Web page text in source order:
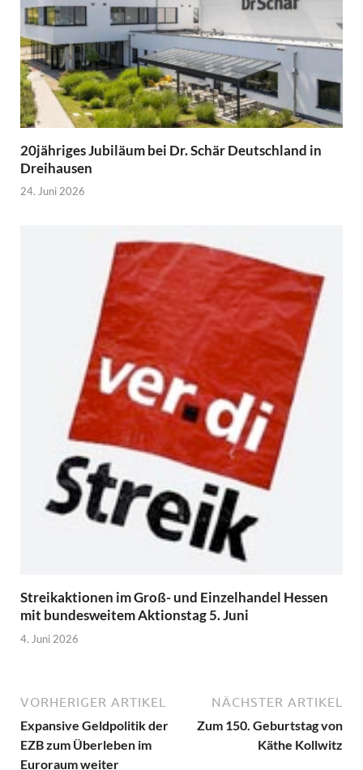
20jähriges Jubiläum bei Dr. Schär Deutschland in
Dreihausen
24. Juni 2026
Streikaktionen im Groß- und Einzelhandel Hessen
mit bundesweitem Aktionstag 5. Juni
4. Juni 2026
VORHERIGER ARTIKEL
Expansive Geldpolitik der
EZB zum Überleben im
Euroraum weiter
NÄCHSTER ARTIKEL
Zum 150. Geburtstag von
Käthe Kollwitz